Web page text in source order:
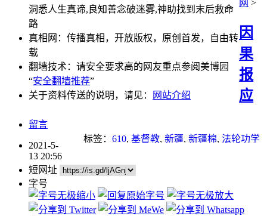
洞悉人生真谛,良知善念破迷雾,神助找到末后救命
路
真相网：传播真相，开放版权，原创首发，自由转
载
翻墙技术：请安全要求高的网友重点参阅美博园
“安全翻墙推荐”
关于资料传送的说明，请见：
网站介绍
网 >
因
果
报
应
留言
标签： 610, 基督教, 新疆, 新疆棉, 法轮功学
2021-5-
13 20:56
短网址
字号